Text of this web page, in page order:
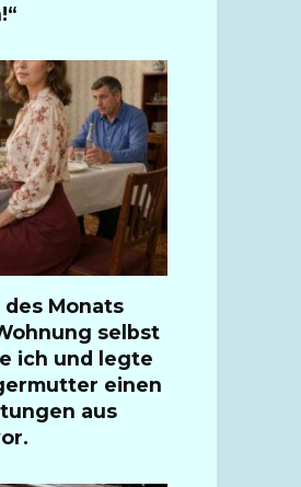
des Monats
selbst
ich und legte
einen
aus